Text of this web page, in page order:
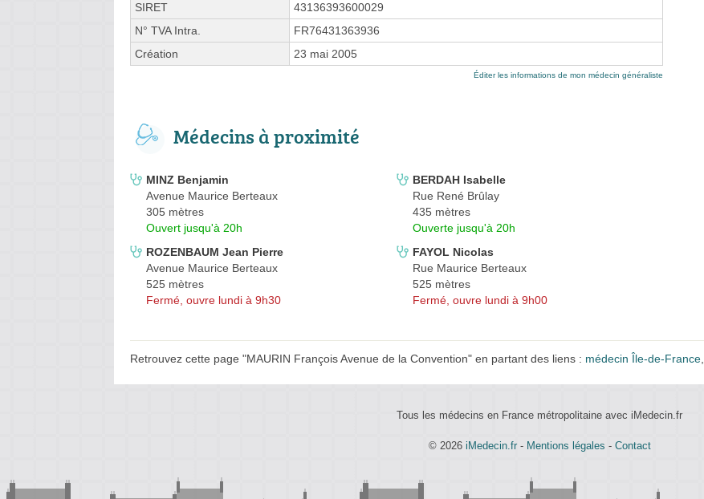
SIRET
43136393600029
N° TVA Intra.
FR76431363936
Création
23 mai 2005
Éditer les informations de mon médecin généraliste
Médecins à proximité
MINZ Benjamin
Avenue Maurice Berteaux
305 mètres
Ouvert jusqu'à 20h
BERDAH Isabelle
Rue René Brûlay
435 mètres
Ouverte jusqu'à 20h
ROZENBAUM Jean Pierre
Avenue Maurice Berteaux
525 mètres
Fermé, ouvre lundi à 9h30
FAYOL Nicolas
Rue Maurice Berteaux
525 mètres
Fermé, ouvre lundi à 9h00
Retrouvez cette page "MAURIN François Avenue de la Convention" en partant des liens : médecin Île-de-France,
Tous les médecins en France métropolitaine avec iMedecin.fr
© 2026 iMedecin.fr - Mentions légales - Contact